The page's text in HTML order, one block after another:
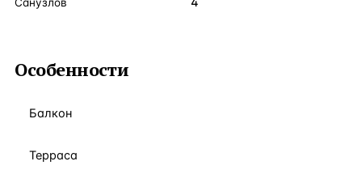
Особенности
Балкон
Терраса